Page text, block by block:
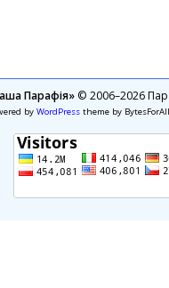
Парафія»© 2006–2026
by WordPresstheme by